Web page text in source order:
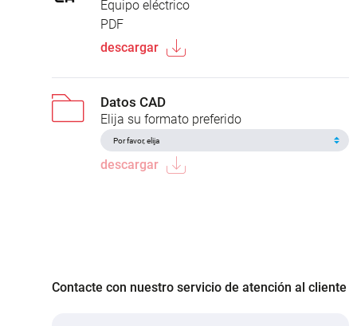
Equipo eléctrico
PDF
descargar
Datos CAD
Elija su formato preferido
descargar
Contacte con nuestro servicio de atención al cliente